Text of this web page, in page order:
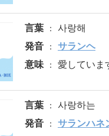
言葉
사랑해
発音
サランヘ
意味
愛していま
言葉
사랑하는
発音
サランハネ